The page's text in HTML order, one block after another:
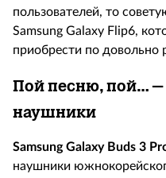
пользователей, то
Samsung Galaxy Flip6,
приобрести по довольно
Пой песню, пой…
наушники
Samsung Galaxy Buds 3
наушники